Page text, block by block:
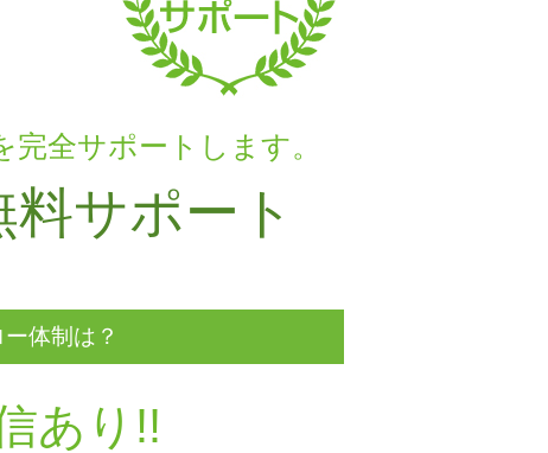
全サポートします。
サポート
体制は？
あり!!